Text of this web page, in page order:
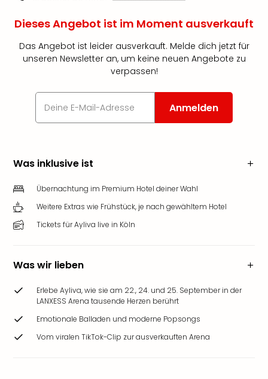
Dieses Angebot ist im Moment ausverkauft
Das Angebot ist leider ausverkauft. Melde dich jetzt für
unseren Newsletter an, um keine neuen Angebote zu
verpassen!
Anmelden
Was inklusive ist
Übernachtung im Premium Hotel deiner Wahl
Weitere Extras wie Frühstück, je nach gewähltem Hotel
Tickets für Ayliva live in Köln
Was wir lieben
Erlebe Ayliva, wie sie am 22., 24. und 25. September in der
LANXESS Arena tausende Herzen berührt
Emotionale Balladen und moderne Popsongs
Vom viralen TikTok-Clip zur ausverkauften Arena